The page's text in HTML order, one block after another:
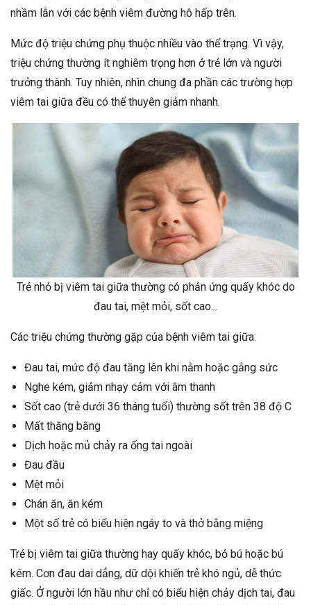
nhầm lẫn với các bệnh viêm đường hô hấp trên.
Mức độ triệu chứng phụ thuộc nhiều vào thể trạng. Vì vậy,
triệu chứng thường ít nghiêm trọng hơn ở trẻ lớn và người
trưởng thành. Tuy nhiên, nhìn chung đa phần các trường hợp
viêm tai giữa đều có thể thuyên giảm nhanh.
Trẻ nhỏ bị viêm tai giữa thường có phản ứng quấy khóc do
đau tai, mệt mỏi, sốt cao...
Các triệu chứng thường gặp của bệnh viêm tai giữa:
Đau tai, mức độ đau tăng lên khi nằm hoặc gắng sức
Nghe kém, giảm nhạy cảm với âm thanh
Sốt cao (trẻ dưới 36 tháng tuổi) thường sốt trên 38 độ C
Mất thăng bằng
Dịch hoặc mủ chảy ra ống tai ngoài
Đau đầu
Mệt mỏi
Chán ăn, ăn kém
Một số trẻ có biểu hiện ngáy to và thở bằng miệng
Trẻ bị viêm tai giữa thường hay quấy khóc, bỏ bú hoặc bú
kém. Cơn đau dai dẳng, dữ dội khiến trẻ khó ngủ, dễ thức
giấc. Ở người lớn hầu như chỉ có biểu hiện chảy dịch tai, đau